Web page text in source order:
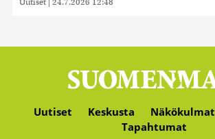
Uutiset Keskusta Näkökulmat
Tapahtumat